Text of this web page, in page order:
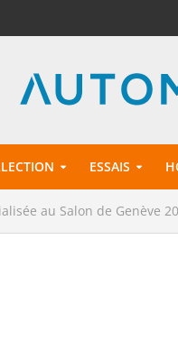
ESSAIS
au Salon de Genève